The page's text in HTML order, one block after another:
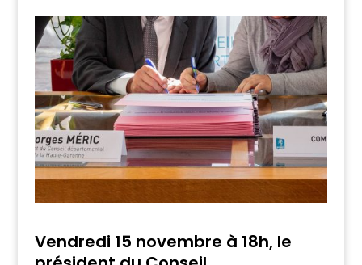
Vendredi 15 novembre à 18h, le